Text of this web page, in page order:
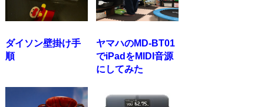
ダイソン壁掛け手
順
ヤマハのMD-BT01
でiPadをMIDI音源
にしてみた